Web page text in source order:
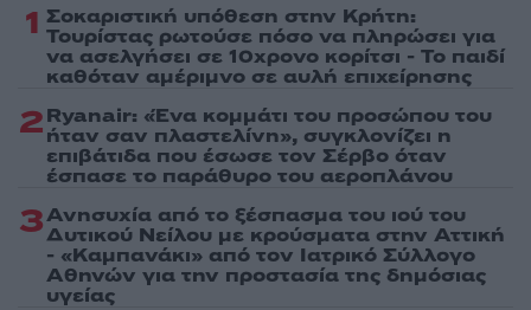
1 Σοκαριστική υπόθεση στην Κρήτη:
Τουρίστας ρωτούσε πόσο να πληρώσει για
να ασελγήσει σε 10χρονο κορίτσι - Το παιδί
καθόταν αμέριμνο σε αυλή επιχείρησης
2Ryanair: «Ένα κομμάτι του προσώπου του
ήταν σαν πλαστελίνη», συγκλονίζει η
επιβάτιδα που έσωσε τον Σέρβο όταν
έσπασε το παράθυρο του αεροπλάνου
3Ανησυχία από το ξέσπασμα του ιού του
Δυτικού Νείλου με κρούσματα στην Αττική
- «Καμπανάκι» από τον Ιατρικό Σύλλογο
Αθηνών για την προστασία της δημόσιας
υγείας